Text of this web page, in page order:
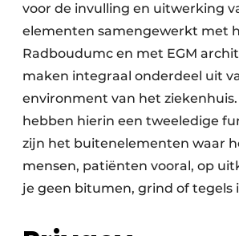
voor de invulling en uitwerking
elementen samengewerkt met
Radboudumc en met EGM
maken integraal onderdeel uit
environment van het
hebben hierin een tweeledige
zijn het buitenelementen waar
mensen, patiënten vooral, op
je geen bitumen, grind of tegels